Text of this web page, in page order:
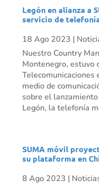
Legón en alianza a
servicio de
18 Ago 2023 |
Nuestro Country
Montenegro, estuvo
Telecomunicaciones
medio de
sobre el
Legón, la telefonía
SUMA móvil
su plataforma en
8 Ago 2023 |